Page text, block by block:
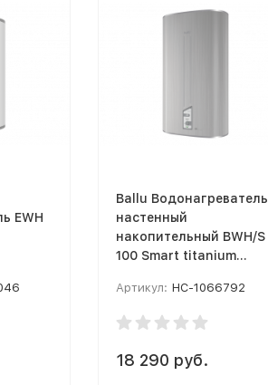
EWH
Ballu Водонагреватель
настенный
накопительный BWH/S
100 Smart titanium
Артикул: НС-1066792
18 290 руб.